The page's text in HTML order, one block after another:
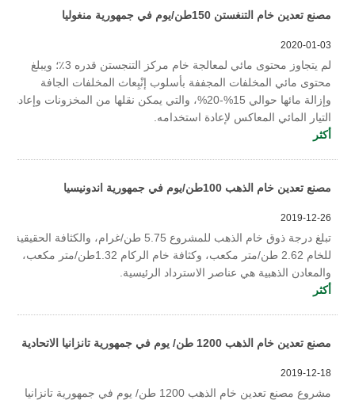
مصنع تعدين خام التنغستن 150طن/يوم في جمهورية منغوليا
2020-01-03
لم يتجاوز محتوى مائي لمعالجة خام مركز التنجستن قدره 3٪؛ ويبلغ
محتوى مائي المخلفات المجففة بأسلوب إنْبِعاث المخلفات الجافة
وإزالة مائها حوالي 15%-20%، والتي يمكن نقلها من المخزونات وإعادة
التيار المائي المعاكس لإعادة استخدامه.
أكثر
مصنع تعدين خام الذهب 100طن/يوم في جمهورية اندونيسيا
2019-12-26
تبلغ درجة ذوق خام الذهب للمشروع 5.75 طن/غرام، والكثافة الحقيقية
للخام 2.62 طن/متر مكعب، وكثافة خام الركام 1.32طن/متر مكعب،
والمعادن الذهبية هي عناصر الاسترداد الرئيسية.
أكثر
مصنع تعدين خام الذهب 1200 طن/ يوم في جمهورية تانزانيا الاتحادية
2019-12-18
مشروع مصنع تعدين خام الذهب 1200 طن/ يوم في جمهورية تانزانيا